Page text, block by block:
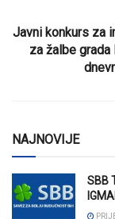
Javni konkurs za
za žalbe grada
NAJNOVIJE
SBB